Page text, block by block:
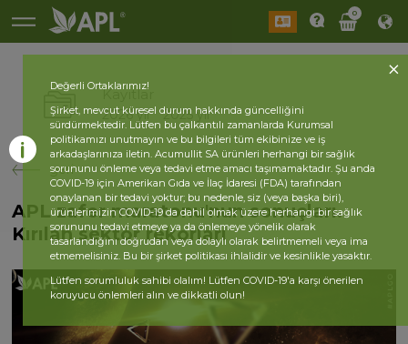
0
Kayıtlar
2026 yıl 2025 yıl
geri
APL zafer maratonu'nun sonuçları.
Kırılan sektör rekorları
Değerli Ortaklarımız!
Şirket, mevcut küresel durum hakkında güncelliğini
sürdürmektedir. Lütfen bu çalkantılı zamanlarda Kurumsal
politikamızı unutmayın ve bu bilgileri tüm ekibinize ve iş
arkadaşlarınıza iletin. Acumullit SA ürünleri herhangi bir sağlık
sorununu önleme veya tedavi etme amacı taşımamaktadır. Şu anda
COVID-19 için Amerikan Gıda ve İlaç İdaresi (FDA) tarafından
onaylanan bir tedavi yoktur; bu nedenle, siz (veya başka biri),
ürünlerimizin COVID-19 da dahil olmak üzere herhangi bir sağlık
sorununu tedavi etmeye ya da önlemeye yönelik olarak
tasarlandığını doğrudan veya dolaylı olarak belirtmemeli veya ima
etmemelisiniz. Bu bir şirket politikası ihlalidir ve kesinlikle yasaktır.
Lütfen sorumluluk sahibi olalım! Lütfen COVID-19'a karşı önerilen
koruyucu önlemleri alın ve dikkatli olun!